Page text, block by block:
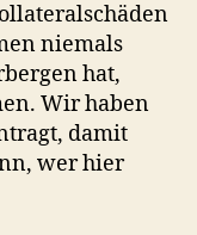
niemals
hat,
Wir haben
damit
wer hier